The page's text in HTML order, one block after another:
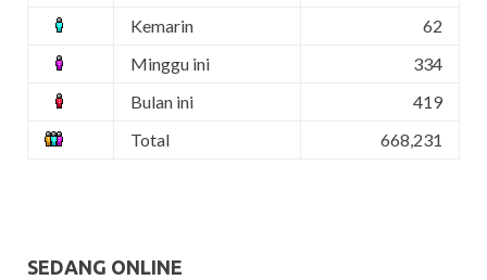
Kemarin
62
Minggu ini
334
Bulan ini
419
Total
668,231
SEDANG ONLINE